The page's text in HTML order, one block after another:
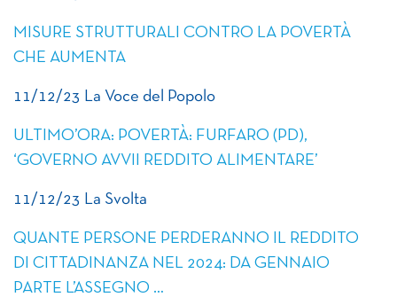
MISURE STRUTTURALI CONTRO LA POVERTÀ
CHE AUMENTA
11/12/23 La Voce del Popolo
ULTIMO’ORA: POVERTÀ: FURFARO (PD),
‘GOVERNO AVVII REDDITO ALIMENTARE’
11/12/23 La Svolta
QUANTE PERSONE PERDERANNO IL REDDITO
DI CITTADINANZA NEL 2024: DA GENNAIO
PARTE L’ASSEGNO …